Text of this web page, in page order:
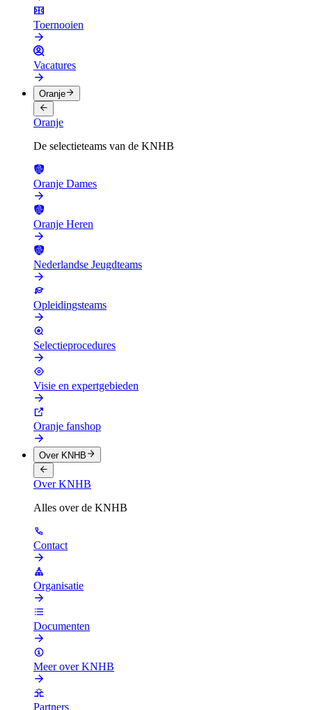
Toernooien
Vacatures
Oranje
Oranje
De selectieteams van de KNHB
Oranje Dames
Oranje Heren
Nederlandse Jeugdteams
Opleidingsteams
Selectieprocedures
Visie en expertgebieden
Oranje fanshop
Over KNHB
Over KNHB
Alles over de KNHB
Contact
Organisatie
Documenten
Meer over KNHB
Partners